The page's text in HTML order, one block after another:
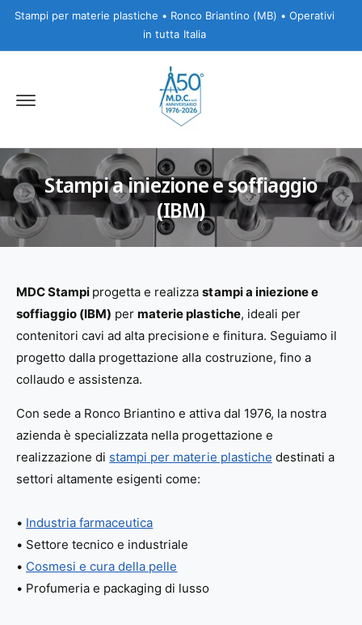
T
I
T
T
I
Stampi per materie plastiche • Ronco Briantino (MB) • Operativi
in tutta Italia
Stampi a iniezione e soffiaggio
(IBM)
MDC Stampi progetta e realizzastampi a iniezione e
soffiaggio (IBM) permaterie plastiche, ideali per
contenitori cavi ad alta precisione e finitura. Seguiamo il
progetto dalla progettazione alla costruzione, fino a
collaudo e assistenza.
Con sede a Ronco Briantino e attiva dal 1976, la nostra
azienda è specializzata nella progettazione e
realizzazione di stampi per materie plastiche destinati a
settori altamente esigenti come:
• Industria farmaceutica
• Settore tecnico e industriale
• Cosmesi e cura della pelle
• Profumeria e packaging di lusso